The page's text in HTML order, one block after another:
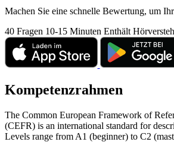
Machen Sie eine schnelle Bewertung, um
40 Fragen 10-15 Minuten Enthält
Kompetenzrahmen
The Common European Framework of
(CEFR) is an international standard for
Levels range from A1 (beginner) to C2